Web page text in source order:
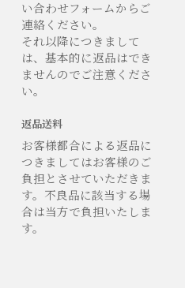
い合わせフォームからご
連絡ください。
それ以降につきまして
は、基本的に返品はでき
ませんのでご注意くださ
い。
返品送料
お客様都合による返品に
つきましてはお客様のご
負担とさせていただきま
す。不良品に該当する場
合は当方で負担いたしま
す。